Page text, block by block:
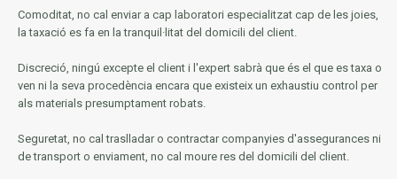
Comoditat, no cal enviar a cap laboratori especialitzat cap de les joies,
la taxació es fa en la tranquil·litat del domicili del client.
Discreció, ningú excepte el client i l'expert sabrà que és el que es taxa o
ven ni la seva procedència encara que existeix un exhaustiu control per
als materials presumptament robats.
Seguretat, no cal traslladar o contractar companyies d'assegurances ni
de transport o enviament, no cal moure res del domicili del client.